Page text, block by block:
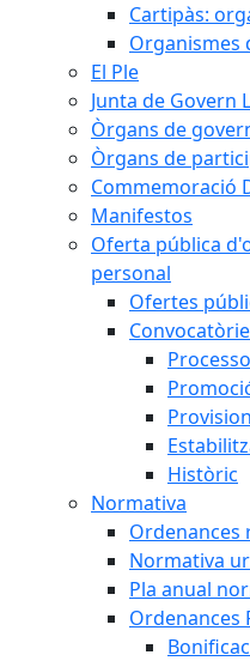
Cartipàs:
Organismes
El Ple
Junta de Govern
Òrgans de
Òrgans de
Commemoració
Manifestos
Oferta pública
personal
Ofertes
Històric
Normativa
Ordenances
Normativa
Pla anual
Ordenances